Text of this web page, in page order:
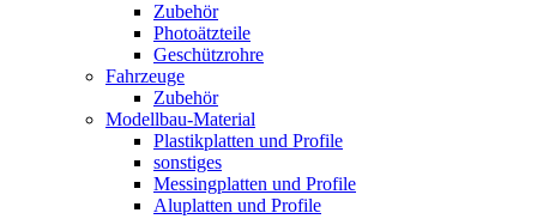
Zubehör
Photoätzteile
Geschützrohre
Fahrzeuge
Zubehör
Modellbau-Material
Plastikplatten und Profile
sonstiges
Messingplatten und Profile
Aluplatten und Profile